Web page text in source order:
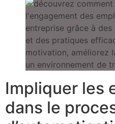
Impliquer les
dans le